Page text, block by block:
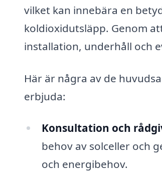
vilket kan innebära en
koldioxidutsläpp. Genom
installation, underhåll och
Här är några av de
erbjuda:
Konsultation och
behov av solceller och
och energibehov.